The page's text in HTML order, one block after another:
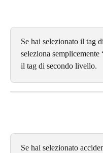
Se hai selezionato il tag
seleziona
il tag di secondo livello.
Se hai selezionato